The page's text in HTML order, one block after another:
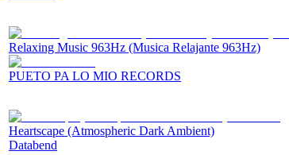
Relaxing Music 963Hz (Musica Relajante 963Hz)
PUETO PA LO MIO RECORDS
Heartscape (Atmospheric Dark Ambient)
Databend